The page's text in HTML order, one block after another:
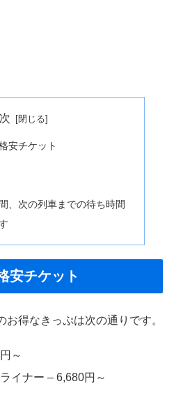
安チケット
、次の列車までの待ち時間
安チケット
得なきっぷは次の通りです。
～
イナー – 6,680円～